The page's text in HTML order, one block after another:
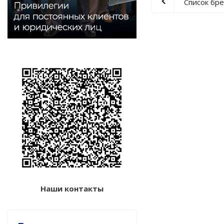
Список
Наши контакты